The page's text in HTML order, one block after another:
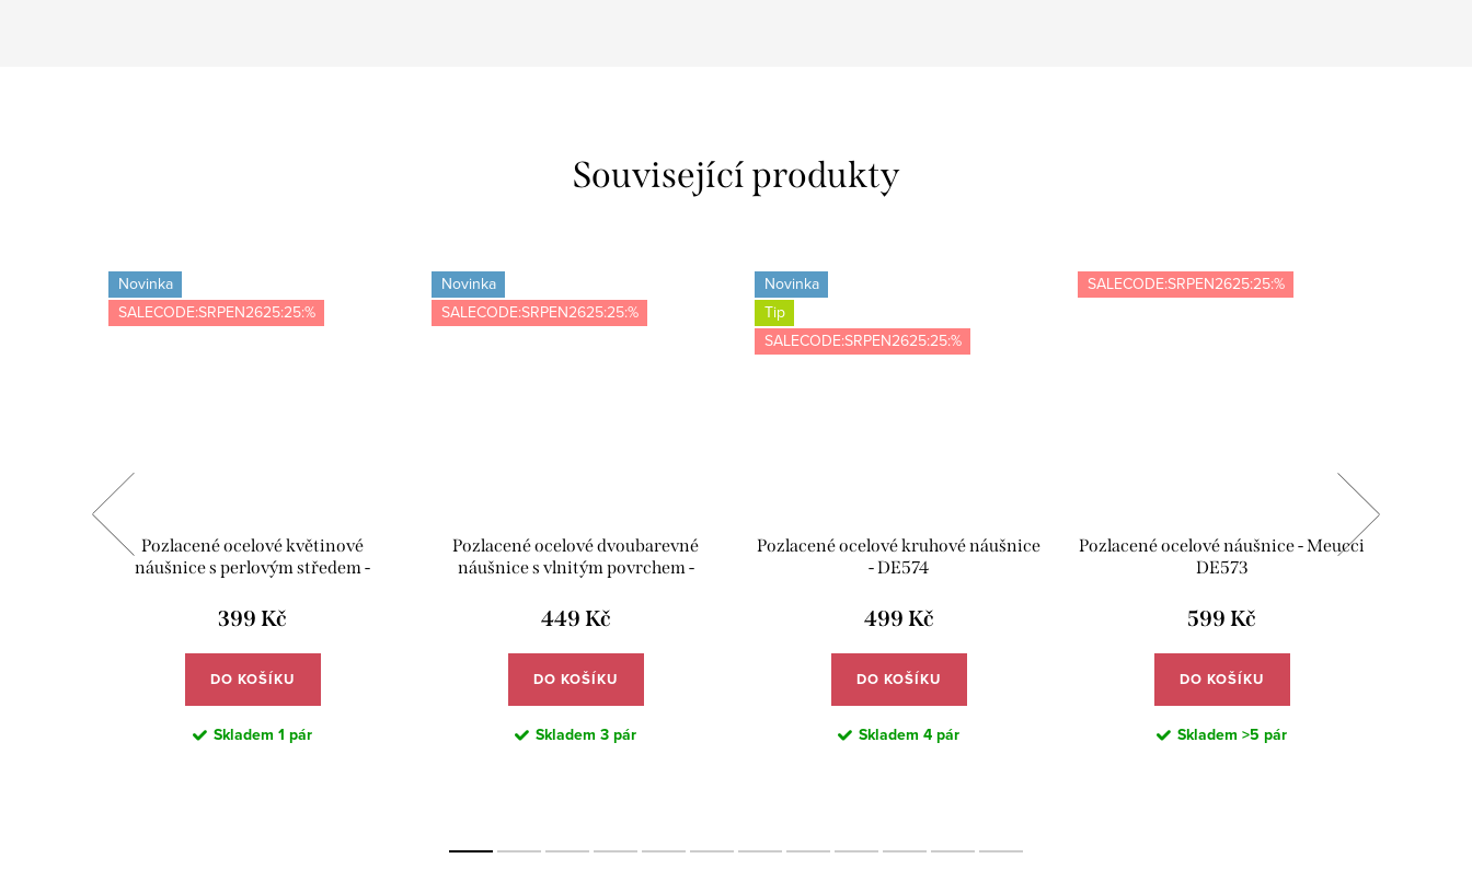
Související produkty
Novinka
SALECODE:SRPEN2625:25:%
Pozlacené ocelové květinové
náušnice s perlovým středem -
399 Kč
DO KOŠÍKU
Skladem 1 pár
Novinka
SALECODE:SRPEN2625:25:%
Pozlacené ocelové dvoubarevné
náušnice s vlnitým povrchem -
449 Kč
DO KOŠÍKU
Skladem 3 pár
Novinka
Tip
SALECODE:SRPEN2625:25:%
Pozlacené ocelové kruhové náušnice
- DE574
499 Kč
DO KOŠÍKU
Skladem 4 pár
SALECODE:SRPEN2625:25:%
Pozlacené ocelové náušnice - Meucci
DE573
599 Kč
DO KOŠÍKU
Skladem >5 pár